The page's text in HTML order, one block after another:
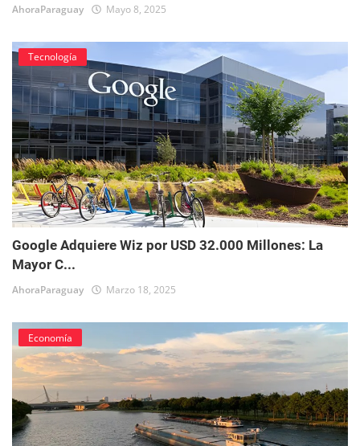
AhoraParaguay Mayo 8, 2025
Tecnología
Google Adquiere Wiz por USD 32.000 Millones: La
Mayor C...
AhoraParaguay Marzo 18, 2025
Economía